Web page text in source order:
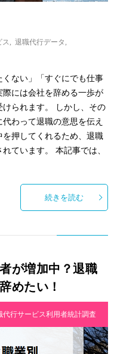
退職代行データ
ない」「すぐにでも仕事
には会社を辞める一歩が
られます。 しかし、その
わって退職の意思を伝え
押してくれるため、退職
ています。 本記事では、
続きを読む
が増加中？退職
めたい！
代行サービス利用者統計調査